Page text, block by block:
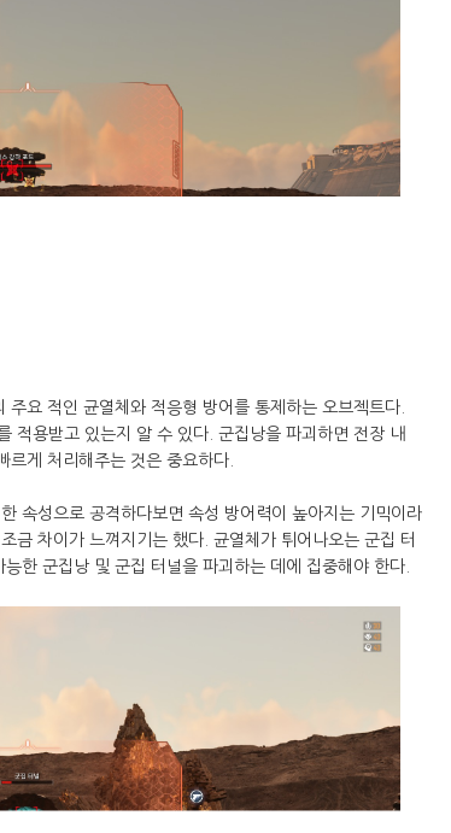
요 적인 균열체와 적응형 방어를 통제하는 오브젝트다.
적용받고 있는지 알 수 있다. 군집낭을 파괴하면 전장 내
게 처리해주는 것은 중요하다.
속성으로 공격하다보면 속성 방어력이 높아지는 기믹이라
금 차이가 느껴지기는 했다. 균열체가 튀어나오는 군집 터
한 군집낭 및 군집 터널을 파괴하는 데에 집중해야 한다.